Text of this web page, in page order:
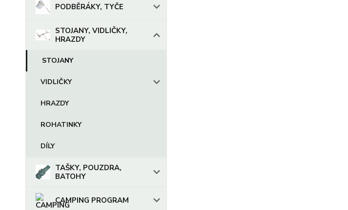
PODBĚRÁKY, TYČE
STOJANY, VIDLIČKY,
HRAZDY
STOJANY
VIDLIČKY
HRAZDY
ROHATINKY
DÍLY
TAŠKY, POUZDRA,
BATOHY
CAMPING PROGRAM